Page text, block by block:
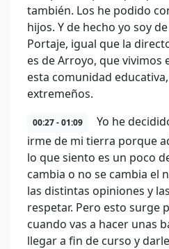
también. Los he podido
hijos. Y de hecho yo soy
Portaje, igual que la
es de Arroyo, que vivimos
esta comunidad
extremeños.
00:27 - 01:09
Yo he
irme de mi tierra porque
lo que siento es un poco
cambia o no se cambia el
las distintas opiniones y
respetar. Pero esto surge
cuando vas a hacer unas
llegar a fin de curso y